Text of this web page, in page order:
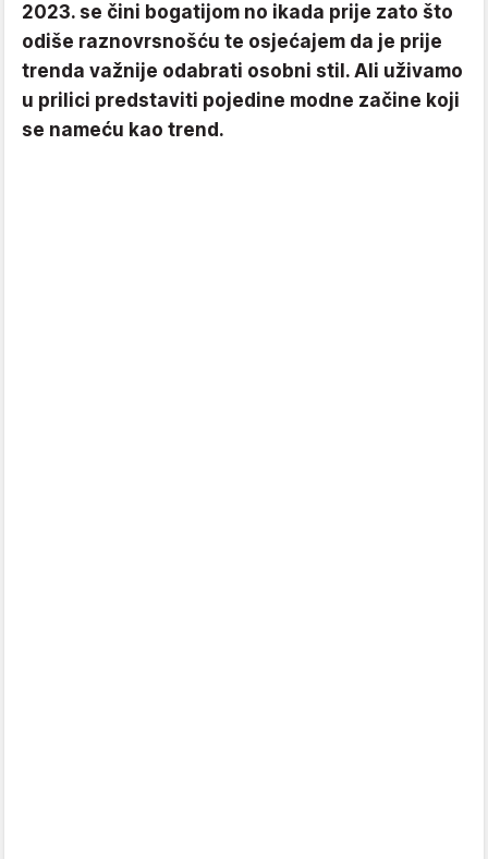
2023. se čini bogatijom no ikada prije zato što
odiše raznovrsnošću te osjećajem da je prije
trenda važnije odabrati osobni stil. Ali uživamo
u prilici predstaviti pojedine modne začine koji
se nameću kao trend.